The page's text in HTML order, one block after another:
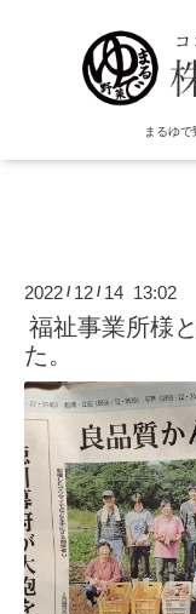
まるゆで
2022 / 12 / 14 13:02
福祉事業所様
た。